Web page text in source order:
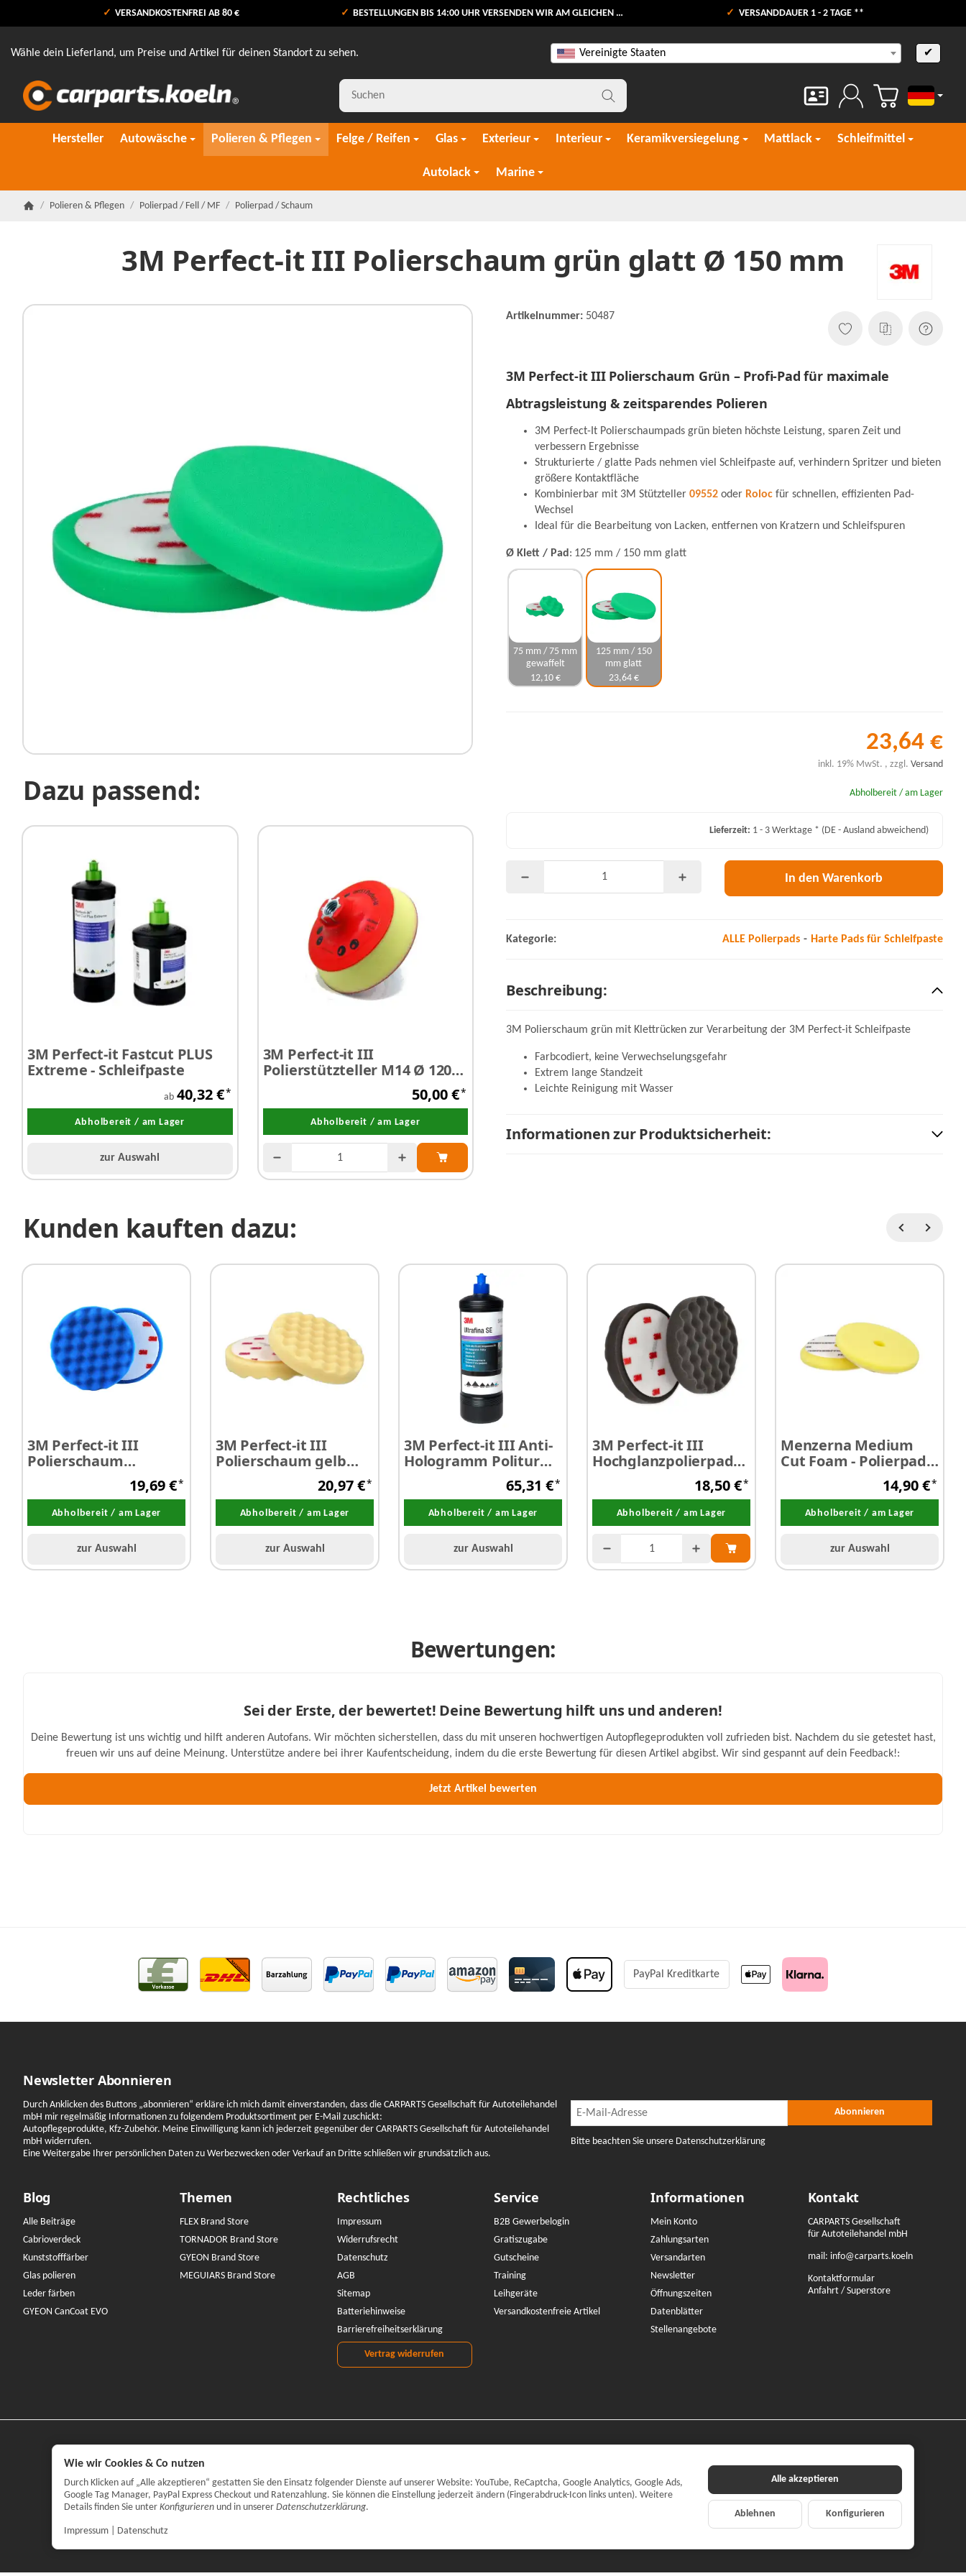
VERSANDKOSTENFREI AB 80 € BESTELLUNGEN BIS 14:00 UHR VERSENDEN WIR AM GLEICHEN WERKTAG VERSANDDAUER 1 - 2 TAGE **
Wähle dein Lieferland, um Preise und Artikel für deinen Standort zu sehen. Vereinigte Staaten ✔
Deutsch
Hersteller Autowäsche Polieren & Pflegen Felge / Reifen Glas Exterieur Interieur Keramikversiegelung Mattlack Schleifmittel
Autolack Marine
/ Polieren & Pflegen / Polierpad / Fell / MF / Polierpad / Schaum
3M Perfect-it III Polierschaum grün glatt Ø 150 mm
Dazu passend:
3M Perfect-it Fastcut PLUS
Extreme - Schleifpaste
ab 40,32 €*
Abholbereit / am Lager
zur Auswahl
3M Perfect-it III
Polierstützteller M14 Ø 120
50,00 €*
Abholbereit / am Lager
ProfiPolish Poliertuch
Allround SOFT 2 Seiten grün
40 cm x 40 cm 350 g/m² 10
39,00 €
Artikelnummer: 50487
3M Perfect-it III Polierschaum Grün – Profi-Pad für maximale
Abtragsleistung & zeitsparendes Polieren
3M Perfect-It Polierschaumpads grün bieten höchste Leistung, sparen Zeit und
verbessern Ergebnisse
Strukturierte / glatte Pads nehmen viel Schleifpaste auf, verhindern Spritzer und bieten
größere Kontaktfläche
Kombinierbar mit 3M Stützteller 09552 oder Roloc für schnellen, effizienten Pad-
Wechsel
Ideal für die Bearbeitung von Lacken, entfernen von Kratzern und Schleifspuren
Ø Klett / Pad 125 mm / 150 mm glatt
75 mm / 75 mm
gewaffelt
12,10 €
125 mm / 150
mm glatt
23,64 €
23,64 €
inkl. 19% MwSt. , zzgl. Versand
Abholbereit / am Lager
Lieferzeit: 1 - 3 Werktage * (DE - Ausland abweichend)
In den Warenkorb
Kategorie: ALLE Polierpads Harte Pads für Schleifpaste
Beschreibung:
3M Polierschaum grün mit Klettrücken zur Verarbeitung der 3M Perfect-it Schleifpaste
Farbcodiert, keine Verwechselungsgefahr
Extrem lange Standzeit
Leichte Reinigung mit Wasser
Informationen zur Produktsicherheit:
Kunden kauften dazu:
3M Perfect-it III
Polierschaum
Ultrafina SE Anti-
Hologramm Ø 150 mm
19,69 €*
Abholbereit / am Lager
zur Auswahl
3M Perfect-it III
Polierschaum gelb
genoppt Ø 150 mm
20,97 €*
Abholbereit / am Lager
zur Auswahl
3M Perfect-it III Anti-
Hologramm Politur
65,31 €*
Abholbereit / am Lager
zur Auswahl
3M Perfect-it III
Hochglanzpolierpad
genoppt Ø 150 mm
18,50 €*
Abholbereit / am Lager
Menzerna Medium
Cut Foam - Polierpad
gelb Ø 150 mm14,90 €*
Abholbereit / am Lager
zur Auswahl
Bewertungen:
Sei der Erste, der bewertet! Deine Bewertung hilft uns und anderen!
Deine Bewertung ist uns wichtig und hilft anderen Autofans. Wir möchten sicherstellen, dass du mit unseren hochwertigen Autopflegeprodukten voll zufrieden bist. Nachdem du sie getestet hast,
freuen wir uns auf deine Meinung. Unterstütze andere bei ihrer Kaufentscheidung, indem du die erste Bewertung für diesen Artikel abgibst. Wir sind gespannt auf dein Feedback!:
PayPal Kreditkarte
Newsletter Abonnieren
Durch Anklicken des Buttons „abonnieren“ erkläre ich mich damit einverstanden, dass die CARPARTS Gesellschaft für Autoteilehandel
mbH mir regelmäßig Informationen zu folgendem Produktsortiment per E-Mail zuschickt:
Autopflegeprodukte, Kfz-Zubehör. Meine Einwilligung kann ich jederzeit gegenüber der CARPARTS Gesellschaft für Autoteilehandel
mbH widerrufen.
Eine Weitergabe Ihrer persönlichen Daten zu Werbezwecken oder Verkauf an Dritte schließen wir grundsätzlich aus.
Newsletter Abonnieren Abonnieren
Bitte beachten Sie unsere Datenschutzerklärung
Blog
Alle Beiträge
Cabrioverdeck
Kunststofffärber
Glas polieren
Leder färben
GYEON CanCoat EVO
Themen
FLEX Brand Store
TORNADOR Brand Store
GYEON Brand Store
MEGUIARS Brand Store
Rechtliches
Impressum
Widerrufsrecht
Datenschutz
AGB
Sitemap
Batteriehinweise
Barrierefreiheitserklärung
Vertrag widerrufen
Service
B2B Gewerbelogin
Gratiszugabe
Gutscheine
Training
Leihgeräte
Versandkostenfreie Artikel
Informationen
Mein Konto
Zahlungsarten
Versandarten
Newsletter
Öffnungszeiten
Datenblätter
Stellenangebote
Kontakt
CARPARTS Gesellschaft
für Autoteilehandel mbH
mail: info@carparts.koeln
Kontaktformular
Anfahrt / Superstore
Alle akzeptieren
Ablehnen Konfigurieren
Wie wir Cookies & Co nutzen
Durch Klicken auf „Alle akzeptieren“ gestatten Sie den Einsatz folgender Dienste auf unserer Website: YouTube, ReCaptcha, Google Analytics, Google Ads,
Google Tag Manager, PayPal Express Checkout und Ratenzahlung. Sie können die Einstellung jederzeit ändern (Fingerabdruck-Icon links unten). Weitere
Details finden Sie unter Konfigurieren und in unserer Datenschutzerklärung.
Impressum Datenschutz